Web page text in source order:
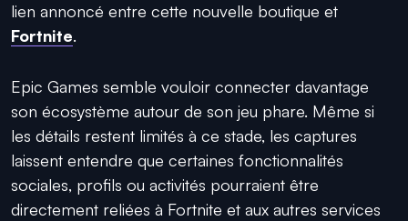
lien annoncé entre cette nouvelle boutique et
Fortnite.
Epic Games semble vouloir connecter davantage
son écosystème autour de son jeu phare. Même si
les détails restent limités à ce stade, les captures
laissent entendre que certaines fonctionnalités
sociales, profils ou activités pourraient être
directement reliées à Fortnite et aux autres services